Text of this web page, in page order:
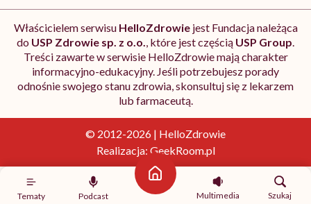
Tematy Podcast
Strona główna
Multimedia
Szukaj
Właścicielem serwisu HelloZdrowiejest Fundacja należąca
do USP Zdrowie sp. z o.o., które jest częścią USP Group.
Treści zawarte w serwisie HelloZdrowie mają charakter
informacyjno-edukacyjny. Jeśli potrzebujesz porady
odnośnie swojego stanu zdrowia, skonsultuj się z lekarzem
lub farmaceutą.
© 2012-2026 | HelloZdrowie
Realizacja: GeekRoom.pl